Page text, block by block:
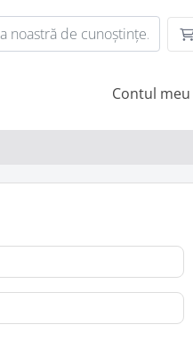
Contul meu